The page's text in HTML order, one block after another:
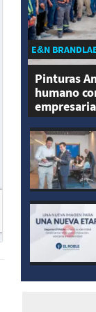
E&N
Pinturas
humano